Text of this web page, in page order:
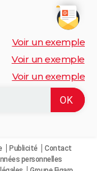
Voir un exemple
Voir un exemple
Voir un exemple
Publicité
Contact
personnelles